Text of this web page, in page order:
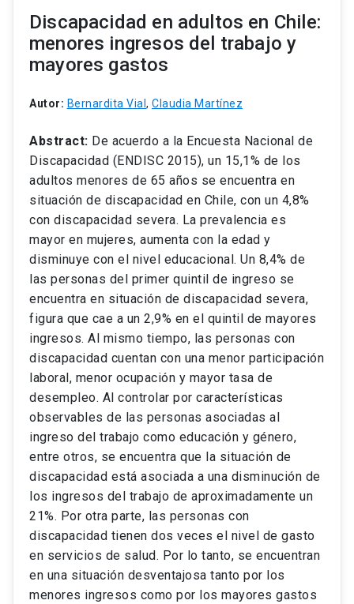
Discapacidad en adultos en Chile:
menores ingresos del trabajo y
mayores gastos
Autor: Bernardita Vial , Claudia Martínez
Abstract: De acuerdo a la Encuesta Nacional de
Discapacidad (ENDISC 2015), un 15,1% de los
adultos menores de 65 años se encuentra en
situación de discapacidad en Chile, con un 4,8%
con discapacidad severa. La prevalencia es
mayor en mujeres, aumenta con la edad y
disminuye con el nivel educacional. Un 8,4% de
las personas del primer quintil de ingreso se
encuentra en situación de discapacidad severa,
figura que cae a un 2,9% en el quintil de mayores
ingresos. Al mismo tiempo, las personas con
discapacidad cuentan con una menor participación
laboral, menor ocupación y mayor tasa de
desempleo. Al controlar por características
observables de las personas asociadas al
ingreso del trabajo como educación y género,
entre otros, se encuentra que la situación de
discapacidad está asociada a una disminución de
los ingresos del trabajo de aproximadamente un
21%. Por otra parte, las personas con
discapacidad tienen dos veces el nivel de gasto
en servicios de salud. Por lo tanto, se encuentran
en una situación desventajosa tanto por los
menores ingresos como por los mayores gastos